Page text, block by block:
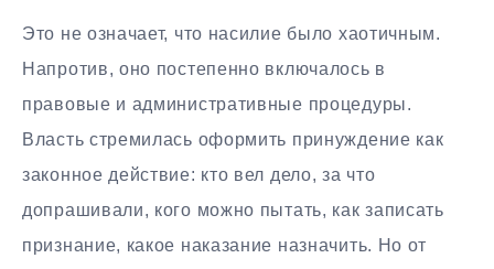
Это не означает, что насилие было хаотичным.
Напротив, оно постепенно включалось в
правовые и административные процедуры.
Власть стремилась оформить принуждение как
законное действие: кто вел дело, за что
допрашивали, кого можно пытать, как записать
признание, какое наказание назначить. Но от